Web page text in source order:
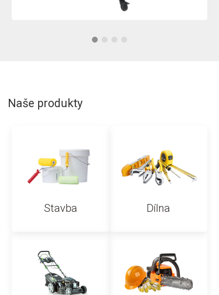
Naše produkty
Stavba Dílna